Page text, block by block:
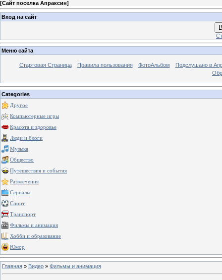
[Сайт поселка Апраксин]
Вход на сайт
Меню сайта
Стартовая Страница Правила пользования ФотоАльбом
Подслушано в
Categories
Другое
Компьютерные игры
Красота и здоровье
Люди и блоги
Музыка
Общество
Путешествия и события
Развлечения
Сериалы
Спорт
Транспорт
Фильмы и анимация
Хобби и образование
Юмор
Главная » Видео » Фильмы и анимация